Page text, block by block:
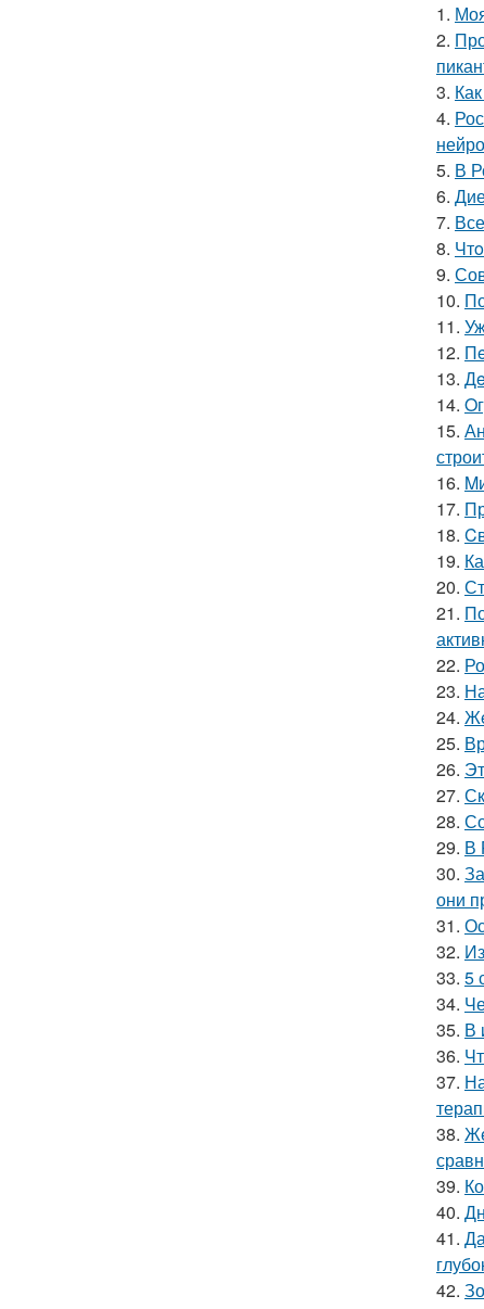
1.
2.
3.
4.
5. В
6.
7.
8.
9.
10.
11.
12.
13.
14.
15.
16.
17.
18.
19.
20.
21.
22.
23.
24.
25.
26.
27.
28.
29. В
30.
они
31.
32.
33. 5
34.
35. В
36.
37.
38.
39.
40.
41.
42.